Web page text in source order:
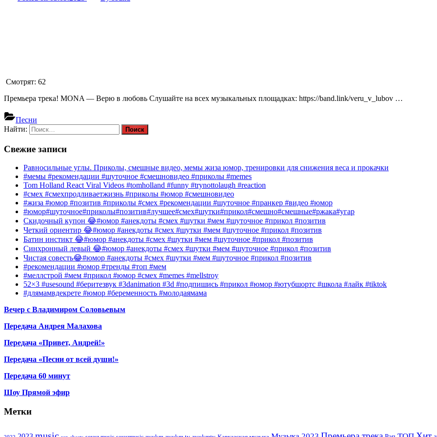
Смотрят: 62
Премьера трека! MONA — Верю в любовь Слушайте на всех музыкальных площадках: https://band.link/veru_v_lubov …
Песни
Найти:
Свежие записи
Равносильные углы. Приколы, смешные видео, мемы жиза юмор, тренировки для снижения веса и прокачки
#мемы #рекомендации #шуточное #смешновидео #приколы #memes
Tom Holland React Viral Videos #tomholland #funny #trynottolaugh #reaction
#смех #смехпродливаетжизнь #приколы #юмор #смешновидео
#жиза #юмор #позитив #приколы #смех #рекомендации #шуточное #пранкер #видео #юмор
#юмор#шуточное#приколы#позитив#лучшее#смех#шутки#прикол#смешно#смешные#ржака#угар
Скидочный купон 😂#юмор #анекдоты #смех #шутки #мем #шуточное #прикол #позитив
Четкий ориентир 😂#юмор #анекдоты #смех #шутки #мем #шуточное #прикол #позитив
Батин инстикт 😂#юмор #анекдоты #смех #шутки #мем #шуточное #прикол #позитив
Синхронный левый 😂#юмор #анекдоты #смех #шутки #мем #шуточное #прикол #позитив
Чистая совесть😂#юмор #анекдоты #смех #шутки #мем #шуточное #прикол #позитив
#рекомендации #юмор #тренды #топ #мем
#меллстрой #мем #прикол #юмор #смех #memes #mellstroy
52×3 #usesound #беритезвук #3danimation #3d #подпишись #прикол #юмор #ютубшортс #школа #лайк #tiktok
#длямамвдекрете #юмор #беременность #молодаямама
Вечер с Владимиром Соловьевым
Передача Андрея Малахова
Передача «Привет, Андрей!»
Передача «Песни от всей души!»
Передача 60 минут
Шоу Прямой эфир
Метки